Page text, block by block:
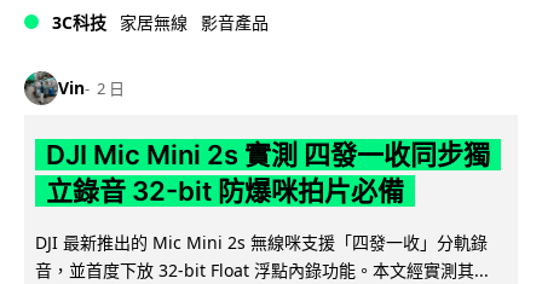
3C科技 家居無線 影音產品
Vin 2 日
DJI Mic Mini 2s 實測 四發一收同步獨
立錄音 32-bit 防爆咪拍片必備
DJI 最新推出的 Mic Mini 2s 無線咪支援「四發一收」分軌錄
音，並首度下放 32-bit Float 浮點內錄功能。本文經實測其...